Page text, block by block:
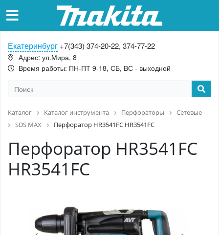
Екатеринбург +7(343) 374-20-22, 374-77-22
Адрес: ул.Мира, 8
Время работы: ПН-ПТ 9-18, СБ, ВС - выходной
Каталог Каталог инструмента Перфораторы
Сетевые
SDS MAX
Перфоратор HR3541FC HR3541FC
Перфоратор HR3541FC
HR3541FC